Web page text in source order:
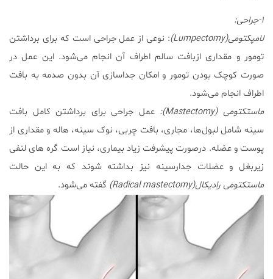
۱-جراحی:
لامپکتومی(Lumpectomy) : نوعی از عمل جراحی است که برای برداشتن
تومور و مقداری ازبافت سالم اطراف آن انجام می‌شود. این عمل در
صورت کوچک بودن تومور و امکان جداسازی آن بدون صدمه به بافت
اطراف انجام می‌شود.
ماستکتومی (Mastectomy
):عمل جراحی برای برداشتن کامل بافت
سینه شامل لبول‌ها، مجاری، بافت چربی، نوک سینه، هاله و مقداری از
پوست و عضله. درصورت پیشرفت زیاد بیماری، نیاز است گره های لنفی
زیربغل و عضلات جدارسینه نیز بداشته شوند که به این حالت
ماستکتومی رادیکال(Radical mastectomy) گفته می‌شود.